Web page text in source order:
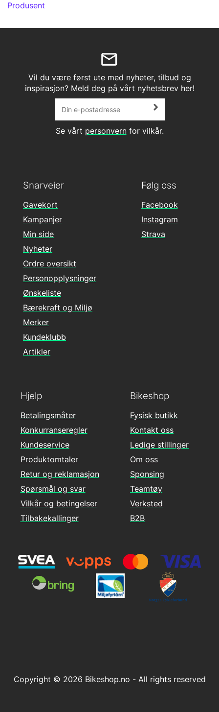
Produsent
Vil du være først ute med nyheter, tilbud og
inspirasjon? Meld deg på vårt nyhetsbrev her!
Se vårt personvernfor vilkår.
Følg oss
Facebook
Instagram
Strava
Hjelp
Betalingsmåter
Konkurranseregler
Kundeservice
Produktomtaler
Retur og reklamasjon
Spørsmål og svar
Vilkår og betingelser
Tilbakekallinger
Snarveier
Gavekort
Kampanjer
Min side
Nyheter
Ordre oversikt
Personopplysninger
Ønskeliste
Bærekraft og Miljø
Merker
Kundeklubb
Artikler
Bikeshop
Fysisk butikk
Kontakt oss
Ledige stillinger
Om oss
Sponsing
Teamtøy
Verksted
B2B
Copyright © 2026 Bikeshop.no - All rights reserved